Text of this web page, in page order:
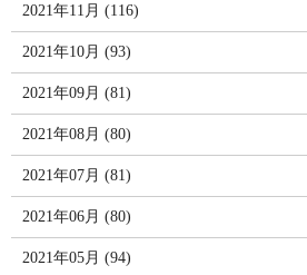
2021年11月 (116)
2021年10月 (93)
2021年09月 (81)
2021年08月 (80)
2021年07月 (81)
2021年06月 (80)
2021年05月 (94)